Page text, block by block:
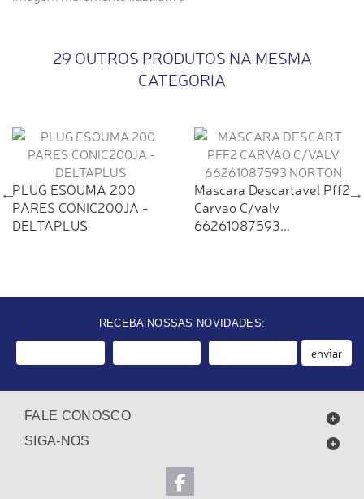
29 OUTROS PRODUTOS NA MESMA
CATEGORIA
PLUG ESOUMA 200
PARES CONIC200JA -
DELTAPLUS
Mascara Descartavel Pff2
Carvao C/valv
66261087593...
RECEBA NOSSAS NOVIDADES:
enviar
FALE CONOSCO
SIGA-NOS